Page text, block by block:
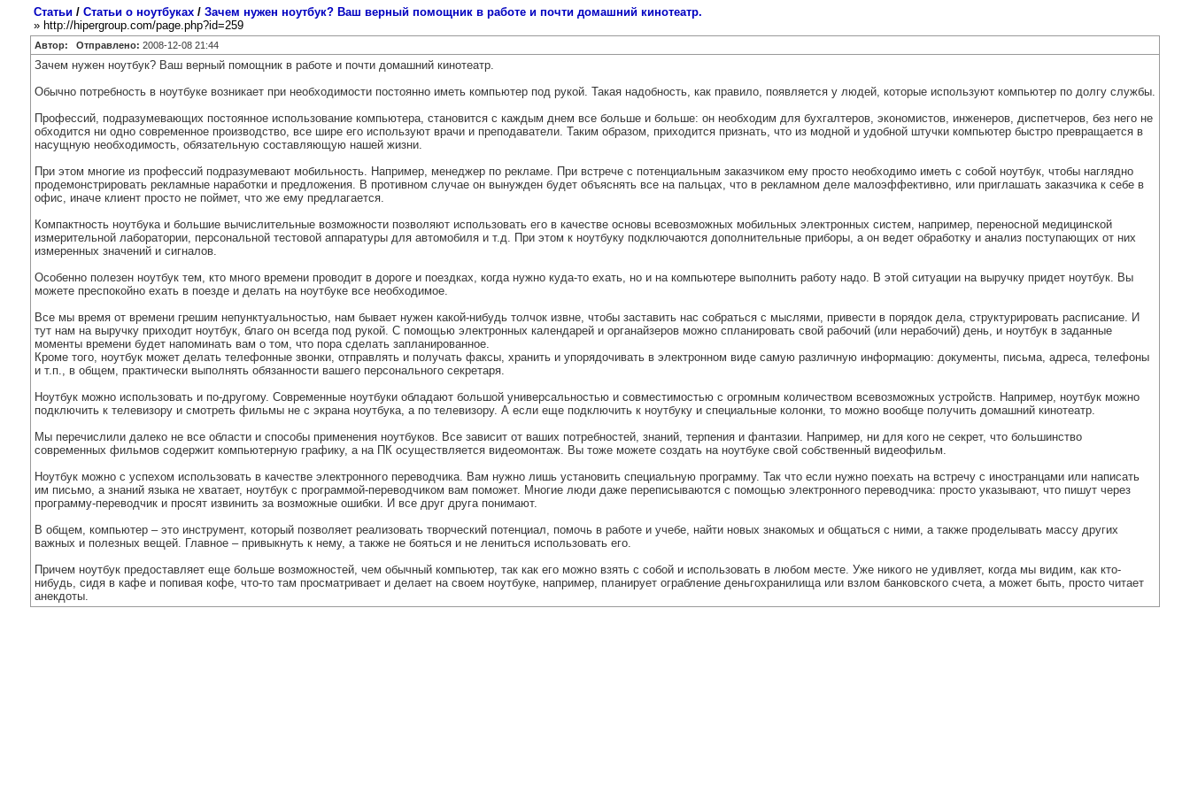
Статьи / Статьи о ноутбуках / Зачем нужен ноутбук? Ваш верный помощник в работе и почти домашний кинотеатр.
» http://hipergroup.com/page.php?id=259
Автор: Отправлено: 2008-12-08 21:44
Зачем нужен ноутбук? Ваш верный помощник в работе и почти домашний кинотеатр.
Обычно потребность в ноутбуке возникает при необходимости постоянно иметь компьютер под рукой. Такая надобность, как правило, появляется у людей, которые используют компьютер по долгу службы.
Профессий, подразумевающих постоянное использование компьютера, становится с каждым днем все больше и больше: он необходим для бухгалтеров, экономистов, инженеров, диспетчеров, без него не
обходится ни одно современное производство, все шире его используют врачи и преподаватели. Таким образом, приходится признать, что из модной и удобной штучки компьютер быстро превращается в
насущную необходимость, обязательную составляющую нашей жизни.
При этом многие из профессий подразумевают мобильность. Например, менеджер по рекламе. При встрече с потенциальным заказчиком ему просто необходимо иметь с собой ноутбук, чтобы наглядно
продемонстрировать рекламные наработки и предложения. В противном случае он вынужден будет объяснять все на пальцах, что в рекламном деле малоэффективно, или приглашать заказчика к себе в
офис, иначе клиент просто не поймет, что же ему предлагается.
Компактность ноутбука и большие вычислительные возможности позволяют использовать его в качестве основы всевозможных мобильных электронных систем, например, переносной медицинской
измерительной лаборатории, персональной тестовой аппаратуры для автомобиля и т.д. При этом к ноутбуку подключаются дополнительные приборы, а он ведет обработку и анализ поступающих от них
измеренных значений и сигналов.
Особенно полезен ноутбук тем, кто много времени проводит в дороге и поездках, когда нужно куда-то ехать, но и на компьютере выполнить работу надо. В этой ситуации на выручку придет ноутбук. Вы
можете преспокойно ехать в поезде и делать на ноутбуке все необходимое.
Все мы время от времени грешим непунктуальностью, нам бывает нужен какой-нибудь толчок извне, чтобы заставить нас собраться с мыслями, привести в порядок дела, структурировать расписание. И
тут нам на выручку приходит ноутбук, благо он всегда под рукой. С помощью электронных календарей и органайзеров можно спланировать свой рабочий (или нерабочий) день, и ноутбук в заданные
моменты времени будет напоминать вам о том, что пора сделать запланированное.
Кроме того, ноутбук может делать телефонные звонки, отправлять и получать факсы, хранить и упорядочивать в электронном виде самую различную информацию: документы, письма, адреса, телефоны
и т.п., в общем, практически выполнять обязанности вашего персонального секретаря.
Ноутбук можно использовать и по-другому. Современные ноутбуки обладают большой универсальностью и совместимостью с огромным количеством всевозможных устройств. Например, ноутбук можно
подключить к телевизору и смотреть фильмы не с экрана ноутбука, а по телевизору. А если еще подключить к ноутбуку и специальные колонки, то можно вообще получить домашний кинотеатр.
Мы перечислили далеко не все области и способы применения ноутбуков. Все зависит от ваших потребностей, знаний, терпения и фантазии. Например, ни для кого не секрет, что большинство
современных фильмов содержит компьютерную графику, а на ПК осуществляется видеомонтаж. Вы тоже можете создать на ноутбуке свой собственный видеофильм.
Ноутбук можно с успехом использовать в качестве электронного переводчика. Вам нужно лишь установить специальную программу. Так что если нужно поехать на встречу с иностранцами или написать
им письмо, а знаний языка не хватает, ноутбук с программой-переводчиком вам поможет. Многие люди даже переписываются с помощью электронного переводчика: просто указывают, что пишут через
программу-переводчик и просят извинить за возможные ошибки. И все друг друга понимают.
В общем, компьютер – это инструмент, который позволяет реализовать творческий потенциал, помочь в работе и учебе, найти новых знакомых и общаться с ними, а также проделывать массу других
важных и полезных вещей. Главное – привыкнуть к нему, а также не бояться и не лениться использовать его.
Причем ноутбук предоставляет еще больше возможностей, чем обычный компьютер, так как его можно взять с собой и использовать в любом месте. Уже никого не удивляет, когда мы видим, как кто-
нибудь, сидя в кафе и попивая кофе, что-то там просматривает и делает на своем ноутбуке, например, планирует ограбление деньгохранилища или взлом банковского счета, а может быть, просто читает
анекдоты.